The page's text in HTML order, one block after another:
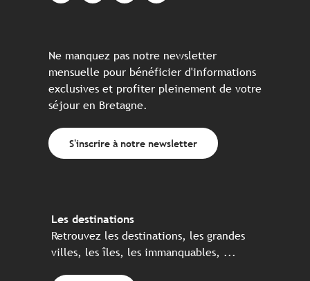
Ne manquez pas notre newsletter
mensuelle pour bénéficier d'informations
exclusives et profiter pleinement de votre
séjour en Bretagne.
S'inscrire à notre newsletter
Les destinations
Retrouvez les destinations, les grandes
villes, les îles, les immanquables, ...